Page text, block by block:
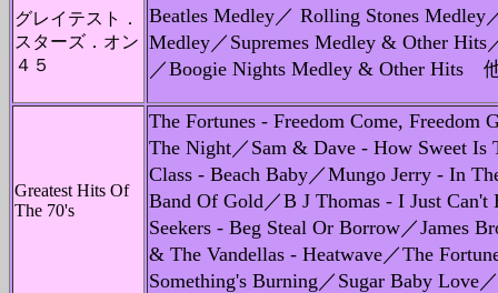
グレイテスト．
スターズ．オン
４５
Beatles Medley／ Rolling Stones
Medley／Supremes Medley & Other Hits
／Boogie Nights Medley & Other Hits
Greatest Hits Of
The 70's
The Fortunes - Freedom Come, Freedom
The Night／Sam & Dave - How Sweet Is
Class - Beach Baby／Mungo Jerry - In
Band Of Gold／B J Thomas - I Just
Seekers - Beg Steal Or Borrow／James
& The Vandellas - Heatwave／The
Something's Burning／Sugar Baby Love